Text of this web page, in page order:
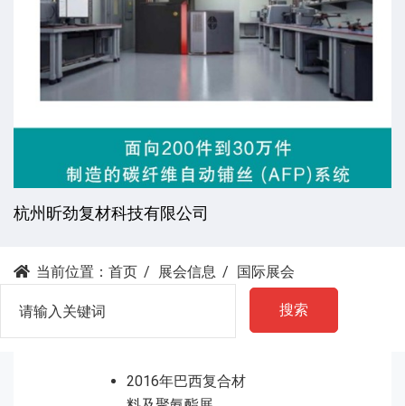
杭州昕劲复材科技有限公司
当前位置： 首页 展会信息 国际展会
搜索
2016年巴西复合材